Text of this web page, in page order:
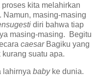
kita melahirkan
. Namun, masing-masing
diri bahwa tiap
masing-masing. Begitu
caesarBagiku yang
suatu apa.
lahirnya babyke dunia.